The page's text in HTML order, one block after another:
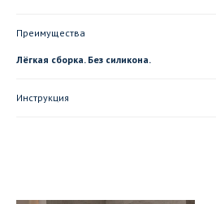
Преимущества
Лёгкая сборка. Без силикона.
Инструкция